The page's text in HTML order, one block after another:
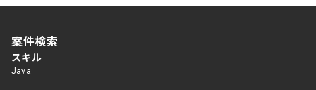
案件検索
スキル
Java